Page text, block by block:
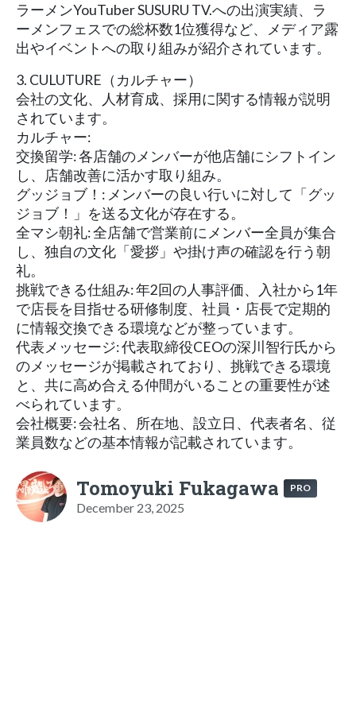
ラーメンYouTuber SUSURU TV.への出演実績、ラ
ーメンフェスでの総杯数1位獲得など、メディア露
出やイベントへの取り組みが紹介されています。
3. CULUTURE（カルチャー）
会社の文化、人材育成、採用に関する情報が説明
されています。
カルチャー:
交換留学: 各店舗のメンバーが他店舗にシフトイン
し、店舗改善に活かす取り組み。
グッジョブ！: メンバーの良い行いに対して「グッ
ジョブ！」を送る文化が存在する。
全マシ朝礼: 全店舗で営業前にメンバー全員が集合
し、独自の文化「愛拶」や掛け声の確認を行う朝
礼。
挑戦できる仕組み: 年2回の人事評価、入社から1年
で店長を目指せる研修制度、社員・店長で定期的
に情報交換できる環境などが整っています。
代表メッセージ: 代表取締役CEOの深川智行氏から
のメッセージが掲載されており、挑戦できる環境
と、共に高め合える仲間がいることの重要性が述
べられています。
会社概要: 会社名、所在地、設立日、代表者名、従
業員数などの基本情報が記載されています。
Tomoyuki Fukagawa PRO
December 23, 2025